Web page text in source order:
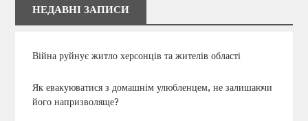
НЕДАВНІ ЗАПИСИ
Війна руйнує житло херсонців та жителів області
Як евакуюватися з домашнім улюбленцем, не залишаючи
його напризволяще?